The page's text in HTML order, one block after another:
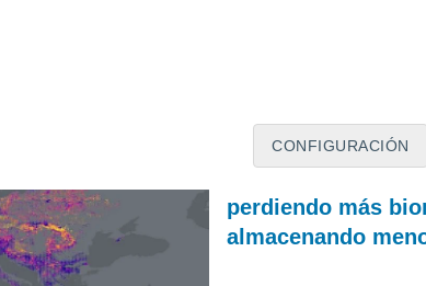
CONFIGURACIÓN
REVISTA
perdiendo más
almacenando